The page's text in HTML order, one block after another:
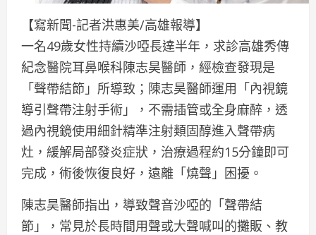
【寫新聞-記者洪惠美/高雄報導】
一名49歲女性持續沙啞長達半年，求診高雄秀傳
紀念醫院耳鼻喉科陳志昊醫師，經檢查發現是
「聲帶結節」所導致；陳志昊醫師運用「內視鏡
導引聲帶注射手術」，不需插管或全身麻醉，透
過內視鏡使用細針精準注射類固醇進入聲帶病
灶，緩解局部發炎症狀，治療過程約15分鐘即可
完成，術後恢復良好，遠離「燒聲」困擾。
陳志昊醫師指出，導致聲音沙啞的「聲帶結
節」，常見於長時間用聲或大聲喊叫的攤販、教